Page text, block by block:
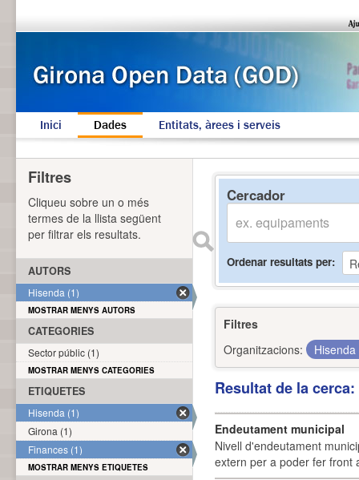
Inici Dades Entitats, àrees i serveis
Cercador
Ordenar resultats per
Filtres
Organitzacions:
Hisenda
Resultat de la
Endeutament municipal
Nivell d'endeutament
extern per a poder fer front
Filtres
Cliqueu sobre un o més
termes de la llista següent
per filtrar els resultats.
AUTORS
Hisenda (1)
MOSTRAR MENYS AUTORS
CATEGORIES
Sector públic (1)
MOSTRAR MENYS CATEGORIES
ETIQUETES
Hisenda (1)
Girona (1)
Finances (1)
MOSTRAR MENYS ETIQUETES